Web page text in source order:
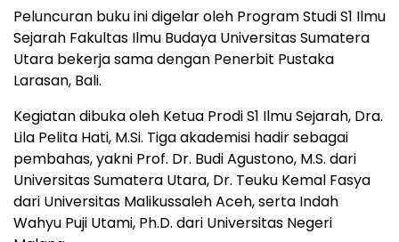
Peluncuran buku ini digelar oleh Program Studi S1 Ilmu
Sejarah Fakultas Ilmu Budaya Universitas Sumatera
Utara bekerja sama dengan Penerbit Pustaka
Larasan, Bali.
Kegiatan dibuka oleh Ketua Prodi S1 Ilmu Sejarah, Dra.
Lila Pelita Hati, M.Si. Tiga akademisi hadir sebagai
pembahas, yakni Prof. Dr. Budi Agustono, M.S. dari
Universitas Sumatera Utara, Dr. Teuku Kemal Fasya
dari Universitas Malikussaleh Aceh, serta Indah
Wahyu Puji Utami, Ph.D. dari Universitas Negeri